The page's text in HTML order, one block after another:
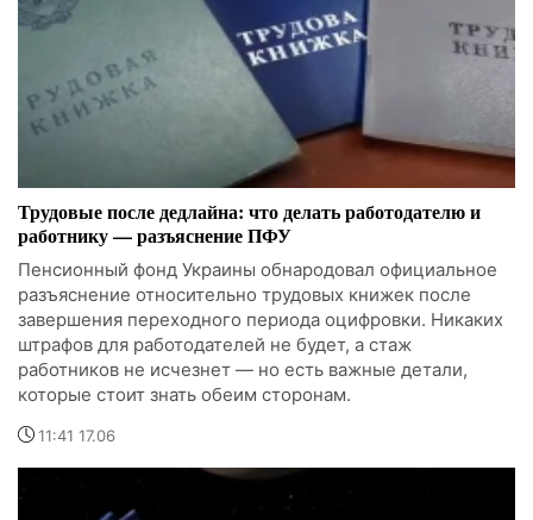
Трудовые после дедлайна: что делать работодателю и
работнику — разъяснение ПФУ
Пенсионный фонд Украины обнародовал официальное
разъяснение относительно трудовых книжек после
завершения переходного периода оцифровки. Никаких
штрафов для работодателей не будет, а стаж
работников не исчезнет — но есть важные детали,
которые стоит знать обеим сторонам.
11:41 17.06